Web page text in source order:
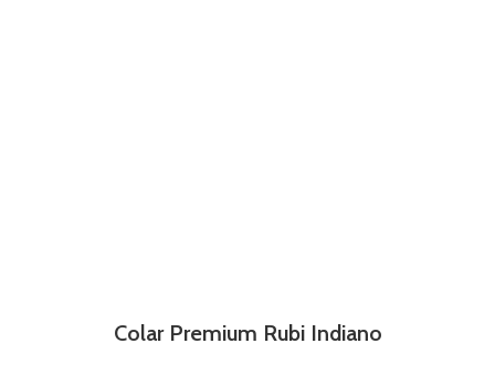
Colar Premium Rubi Indiano